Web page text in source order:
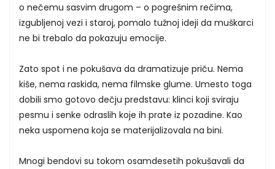
o nečemu sasvim drugom – o pogrešnim rečima,
izgubljenoj vezi i staroj, pomalo tužnoj ideji da muškarci
ne bi trebalo da pokazuju emocije.
Zato spot i ne pokušava da dramatizuje priču. Nema
kiše, nema raskida, nema filmske glume. Umesto toga
dobili smo gotovo dečju predstavu: klinci koji sviraju
pesmu i senke odraslih koje ih prate iz pozadine. Kao
neka uspomena koja se materijalizovala na bini.
Mnogi bendovi su tokom osamdesetih pokušavali da